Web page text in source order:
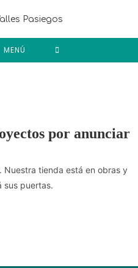
MENÚ
por anunciar
tienda está en obras y
sus puertas.